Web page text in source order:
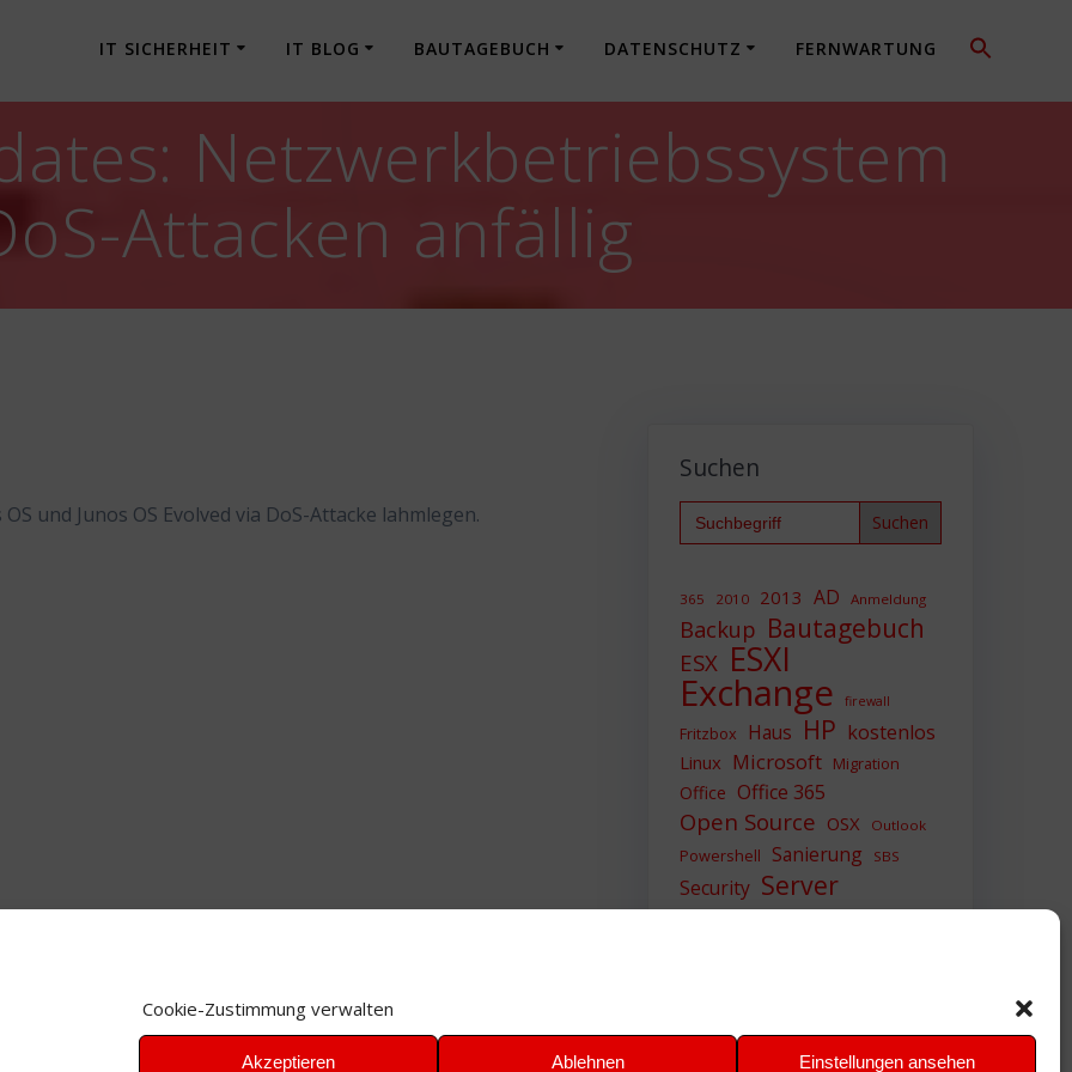
Cookie-Zustimmung verwalten
Akzeptieren Ablehnen Einstellungen ansehen
IT SICHERHEIT IT BLOG BAUTAGEBUCH DATENSCHUTZ FERNWARTUNG
Netzwerkbetriebssystem
Attacken anfällig
und Junos OS Evolved via DoS-Attacke lahmlegen.
Suchen
Search
for:
365 2010 2013 AD Anmeldung
Backup Bautagebuch
ESX ESXI
Exchange firewall
Fritzbox Haus HP kostenlos
Linux Microsoft Migration
Office Office 365
Open Source OSX Outlook
Powershell Sanierung SBS
Security Server
Sicherheit SIEM
VMWare VPN WAZUH